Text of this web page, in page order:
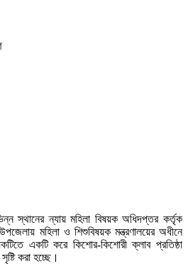
স্থানের ন্যায় মহিলা বিষয়ক অধিদপ্তর কর্তৃক
উপজেলায় মহিলা ও শিশুবিষয়ক মন্ত্রণালয়ের অধীনে
একটি করে কিশোর-কিশোরী ক্লাব প্রতিষ্ঠা
করা হচ্ছে।